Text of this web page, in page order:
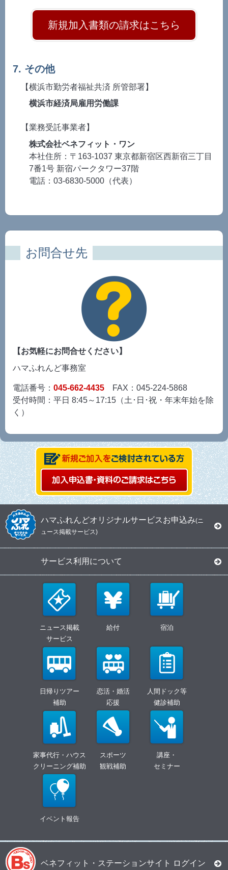
新規加入書類の請求はこちら
7. その他
【横浜市勤労者福祉共済 所管部署】
横浜市経済局雇用労働課
【業務受託事業者】
株式会社ベネフィット・ワン
本社住所：〒163-1037 東京都新宿区西新宿三丁目
7番1号 新宿パークタワー37階
電話：03-6830-5000（代表）
お問合せ先
【お気軽にお問合せください】
ハマふれんど事務室
電話番号： 045-662-4435 FAX：045-224-5868
受付時間：平日 8:45～17:15（土･日･祝・年末年始を除
く）
ハマふれんどオリジナルサービスお申込み(ニ
ュース掲載サービス)
サービス利用について
ニュース掲載
サービス
給付 宿泊
日帰りツアー
補助
恋活・婚活
応援
人間ドック等
健診補助
家事代行・ハウス
クリーニング補助
スポーツ
観戦補助
講座・
セミナー
イベント報告
ベネフィット・ステーションサイト ログイン